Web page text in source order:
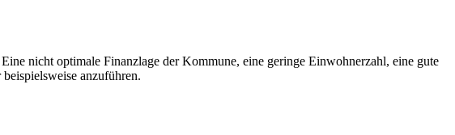
nicht optimale Finanzlage der Kommune, eine geringe Einwohnerzahl, eine gute
anzuführen.